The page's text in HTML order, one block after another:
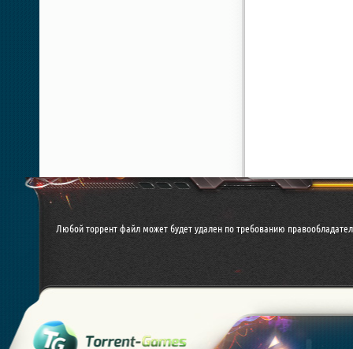
Любой торрент файл может будет удален по требованию